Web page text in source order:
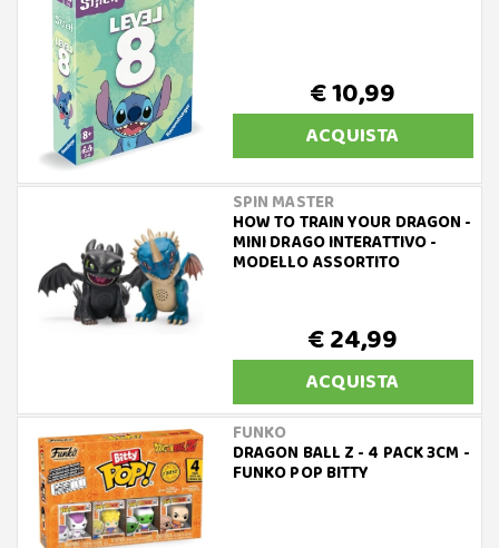
€ 10,99
ACQUISTA
SPIN MASTER
HOW TO TRAIN YOUR DRAGON -
MINI DRAGO INTERATTIVO -
MODELLO ASSORTITO
€ 24,99
ACQUISTA
FUNKO
DRAGON BALL Z - 4 PACK 3CM -
FUNKO POP BITTY